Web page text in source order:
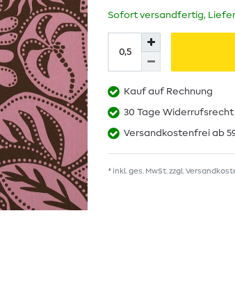
Sofort versandfertig,
Kauf auf Rechnung
30 Tage Widerrufsrecht
Versandkostenfrei ab
* inkl. ges. MwSt. zzgl.